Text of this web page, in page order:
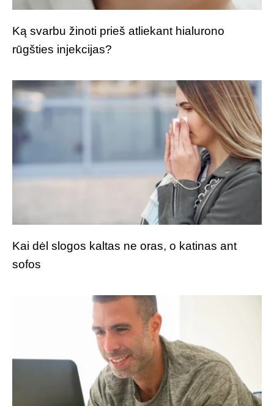
Ką svarbu žinoti prieš atliekant hialurono
rūgšties injekcijas?
Kai dėl slogos kaltas ne oras, o katinas ant
sofos